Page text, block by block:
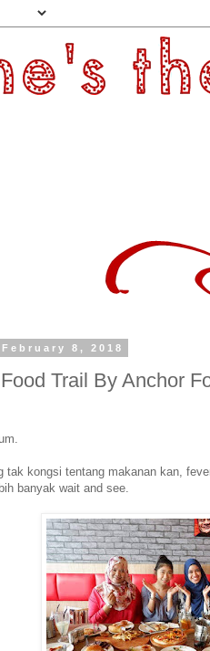
8, 2018
Trail By Anchor
tak kongsi tentang makanan kan,
banyak wait and see.